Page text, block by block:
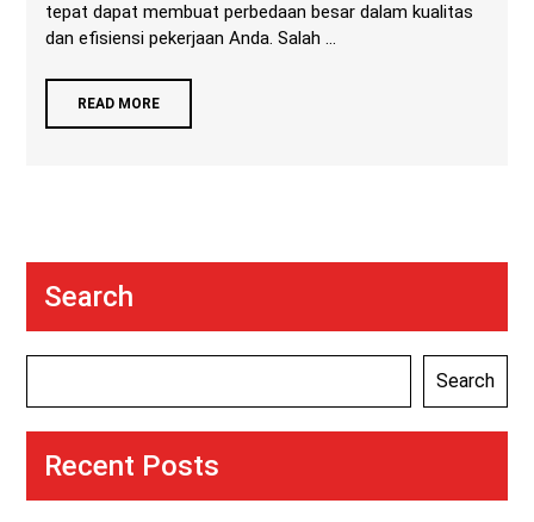
tepat dapat membuat perbedaan besar dalam kualitas
dan efisiensi pekerjaan Anda. Salah ...
READ MORE
Search
Search
Recent Posts